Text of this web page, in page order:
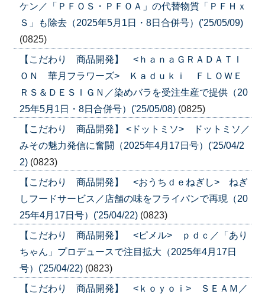
ケン／「ＰＦＯＳ・ＰＦＯＡ」の代替物質「ＰＦＨｘ
Ｓ」も除去（2025年5月1日・8日合併号）('25/05/09)
(0825)
【こだわり 商品開発】 <ｈａｎａＧＲＡＤＡＴＩ
ＯＮ 華月フラワーズ> Ｋａｄｕｋｉ ＦＬＯＷＥ
ＲＳ＆ＤＥＳＩＧＮ／染めバラを受注生産で提供（20
25年5月1日・8日合併号）('25/05/08) (0825)
【こだわり 商品開発】 <ドットミソ> ドットミソ／
みその魅力発信に奮闘（2025年4月17日号）('25/04/2
2) (0823)
【こだわり 商品開発】 <おうちｄｅねぎし> ねぎ
しフードサービス／店舗の味をフライパンで再現（20
25年4月17日号）('25/04/22) (0823)
【こだわり 商品開発】 <ピメル> ｐｄｃ／「あり
ちゃん」プロデュースで注目拡大（2025年4月17日
号）('25/04/22) (0823)
【こだわり 商品開発】 <ｋｏｙｏｉ> ＳＥＡＭ／